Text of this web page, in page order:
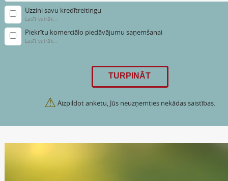
Uzzini savu kredītreitingu
Lasīt vairāk...
Piekrītu komerciālo piedāvājumu saņemšanai
Lasīt vairāk...
⚠ Aizpildot anketu, Jūs neuzņemties nekādas saistības.